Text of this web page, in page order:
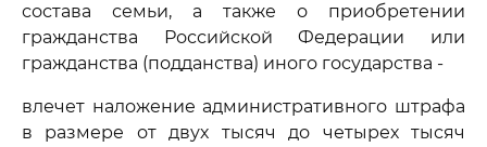
состава семьи, а также о приобретении
гражданства Российской Федерации или
гражданства (подданства) иного государства -
влечет наложение административного штрафа
в размере от двух тысяч до четырех тысяч